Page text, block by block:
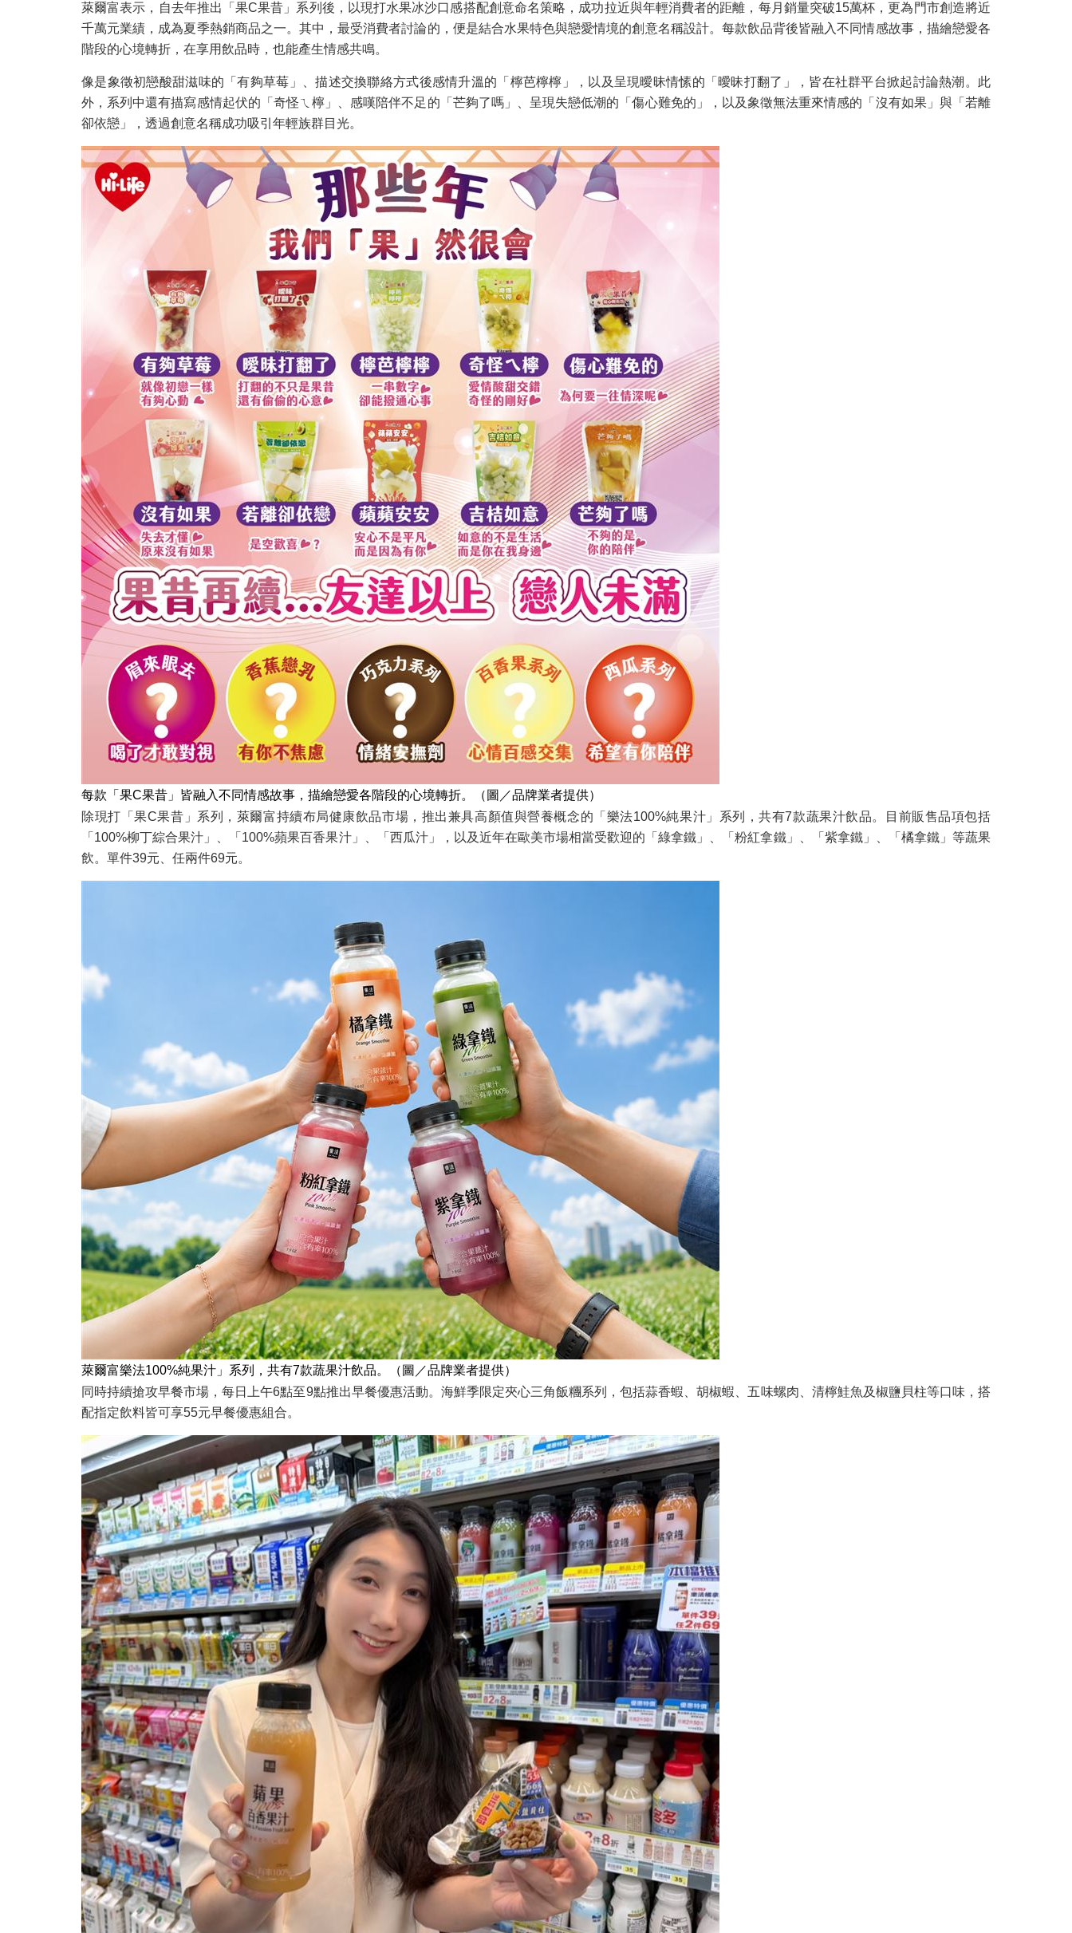
萊爾富表示，自去年推出「果C果昔」系列後，以現打水果冰沙口感搭配創意命名策略，成功拉近與年輕消費者的距離，每月銷量突破15萬杯，更為門市創造將近
千萬元業績，成為夏季熱銷商品之一。其中，最受消費者討論的，便是結合水果特色與戀愛情境的創意名稱設計。每款飲品背後皆融入不同情感故事，描繪戀愛各
階段的心境轉折，在享用飲品時，也能產生情感共鳴。
像是象徵初戀酸甜滋味的「有夠草莓」、描述交換聯絡方式後感情升溫的「檸芭檸檸」，以及呈現曖昧情愫的「曖昧打翻了」，皆在社群平台掀起討論熱潮。此
外，系列中還有描寫感情起伏的「奇怪ㄟ檸」、感嘆陪伴不足的「芒夠了嗎」、呈現失戀低潮的「傷心難免的」，以及象徵無法重來情感的「沒有如果」與「若離
卻依戀」，透過創意名稱成功吸引年輕族群目光。
每款「果C果昔」皆融入不同情感故事，描繪戀愛各階段的心境轉折。（圖／品牌業者提供）
除現打「果C果昔」系列，萊爾富持續布局健康飲品市場，推出兼具高顏值與營養概念的「樂法100%純果汁」系列，共有7款蔬果汁飲品。目前販售品項包括
「100%柳丁綜合果汁」、「100%蘋果百香果汁」、「西瓜汁」，以及近年在歐美市場相當受歡迎的「綠拿鐵」、「粉紅拿鐵」、「紫拿鐵」、「橘拿鐵」等蔬果
飲。單件39元、任兩件69元。
萊爾富樂法100%純果汁」系列，共有7款蔬果汁飲品。（圖／品牌業者提供）
同時持續搶攻早餐市場，每日上午6點至9點推出早餐優惠活動。海鮮季限定夾心三角飯糰系列，包括蒜香蝦、胡椒蝦、五味螺肉、清檸鮭魚及椒鹽貝柱等口味，搭
配指定飲料皆可享55元早餐優惠組合。